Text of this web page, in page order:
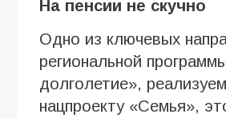
На пенсии не скучно
Одно из ключевых
региональной
долголетие»,
нацпроекту «Семья»,